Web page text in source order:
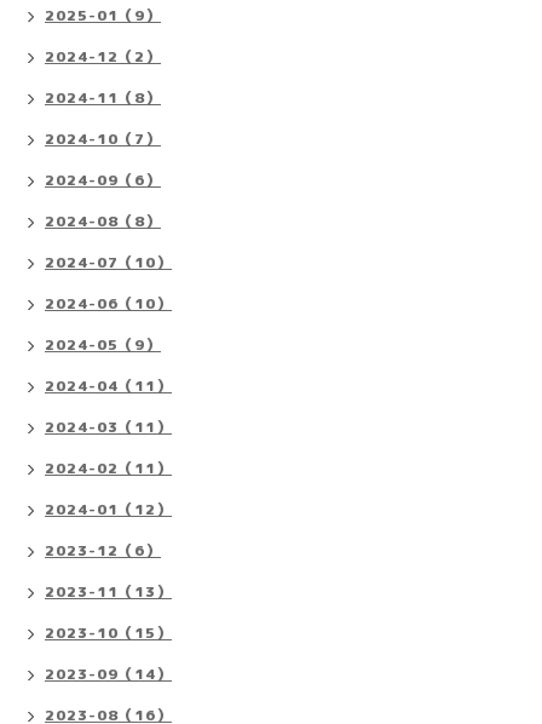
2025-01（9）
2024-12（2）
2024-11（8）
2024-10（7）
2024-09（6）
2024-08（8）
2024-07（10）
2024-06（10）
2024-05（9）
2024-04（11）
2024-03（11）
2024-02（11）
2024-01（12）
2023-12（6）
2023-11（13）
2023-10（15）
2023-09（14）
2023-08（16）